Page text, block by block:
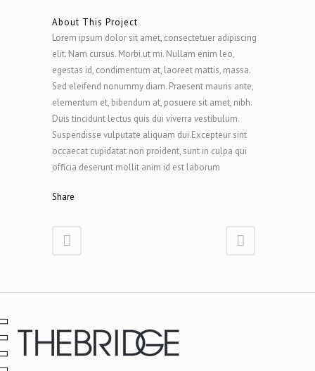
About This Project
Lorem ipsum dolor sit amet, consectetuer adipiscing
elit. Nam cursus. Morbi ut mi. Nullam enim leo,
egestas id, condimentum at, laoreet mattis, massa.
Sed eleifend nonummy diam. Praesent mauris ante,
elementum et, bibendum at, posuere sit amet, nibh.
Duis tincidunt lectus quis dui viverra vestibulum.
Suspendisse vulputate aliquam dui.Excepteur sint
occaecat cupidatat non proident, sunt in culpa qui
officia deserunt mollit anim id est laborum
Share